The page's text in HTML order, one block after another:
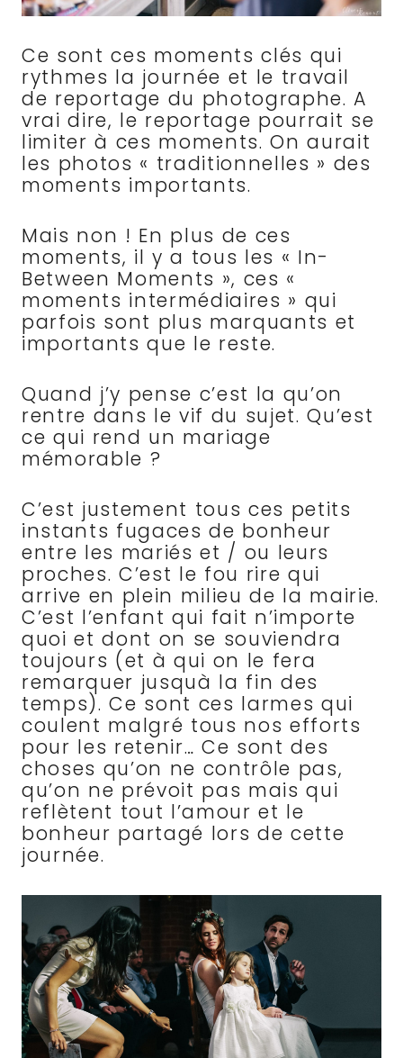
Ce sont ces moments clés qui
rythmes la journée et le travail
de reportage du photographe. A
vrai dire, le reportage pourrait se
limiter à ces moments. On aurait
les photos « traditionnelles » des
moments importants.
Mais non ! En plus de ces
moments, il y a tous les « In-
Between Moments », ces «
moments intermédiaires » qui
parfois sont plus marquants et
importants que le reste.
Quand j’y pense c’est la qu’on
rentre dans le vif du sujet. Qu’est
ce qui rend un mariage
mémorable ?
C’est justement tous ces petits
instants fugaces de bonheur
entre les mariés et / ou leurs
proches. C’est le fou rire qui
arrive en plein milieu de la mairie.
C’est l’enfant qui fait n’importe
quoi et dont on se souviendra
toujours (et à qui on le fera
remarquer jusquà la fin des
temps). Ce sont ces larmes qui
coulent malgré tous nos efforts
pour les retenir… Ce sont des
choses qu’on ne contrôle pas,
qu’on ne prévoit pas mais qui
reflètent tout l’amour et le
bonheur partagé lors de cette
journée.